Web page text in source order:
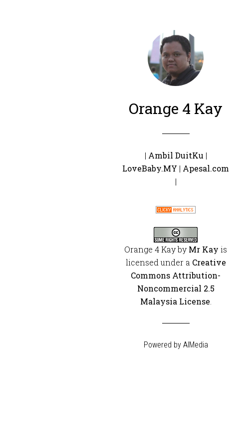
Orange 4 Kay
| Ambil DuitKu |
LoveBaby.MY | Apesal.com
|
Orange 4 Kayby Mr Kay is
licensed under a Creative
Commons Attribution-
Noncommercial 2.5
Malaysia License
Powered by AIMedia